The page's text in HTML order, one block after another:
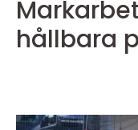
hållbara